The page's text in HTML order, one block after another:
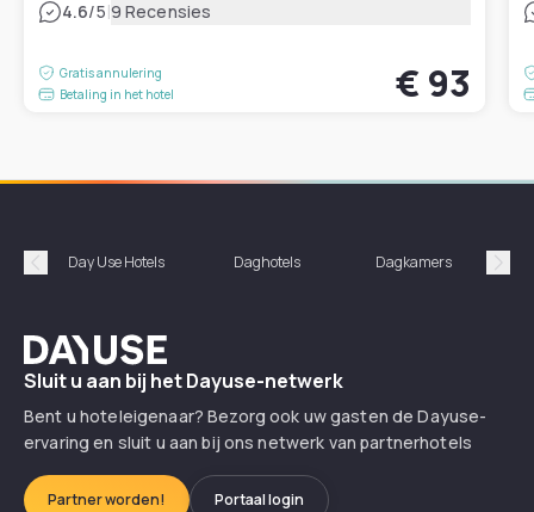
4.6/5|9 Recensies
Gratis annulering
Betaling in het hotel
€ 93
Précédent
Day Use Hotels Daghotels Dagkamers
Dayuse
Sluit u aan bij het Dayuse-netwerk
Bent u hoteleigenaar? Bezorg ook uw gasten de Dayuse-
ervaring en sluit u aan bij ons netwerk van partnerhotels
Partner worden! Portaal login